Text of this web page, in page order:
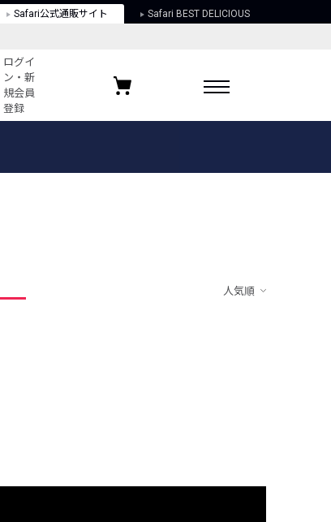
Safari公式通販サイト Safari BEST DELICIOUS
ログイ
ン・新
規会員
登録
お気に入りブランド
人気順